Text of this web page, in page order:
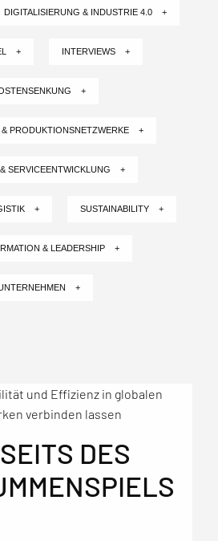
DIGITALISIERUNG & INDUSTRIE 4.0 +
+ INTERVIEWS +
+
& PRODUKTIONSNETZWERKE +
& SERVICEENTWICKLUNG +
+ SUSTAINABILITY +
& LEADERSHIP +
+
und Effizienz in globalen
verbinden lassen
DES